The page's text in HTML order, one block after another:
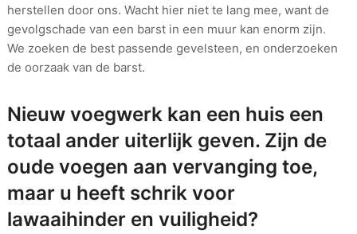
herstellen door ons. Wacht hier niet te lang mee, want de
gevolgschade van een barst in een muur kan enorm zijn.
We zoeken de best passende gevelsteen, en onderzoeken
de oorzaak van de barst.
Nieuw voegwerk kan een huis een
totaal ander uiterlijk geven. Zijn de
oude voegen aan vervanging toe,
maar u heeft schrik voor
lawaaihinder en vuiligheid?